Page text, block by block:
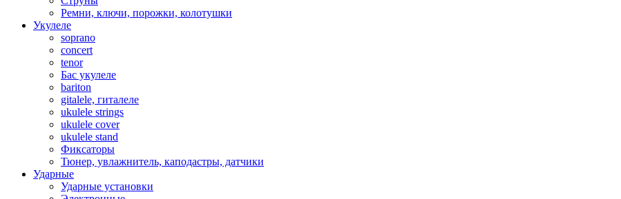
Ремни, ключи, порожки, колотушки
Укулеле
soprano
concert
tenor
Бас укулеле
bariton
gitalele, гиталеле
ukulele strings
ukulele cover
ukulele stand
Фиксаторы
Тюнер, увлажнитель, каподастры, датчики
Ударные
Ударные установки